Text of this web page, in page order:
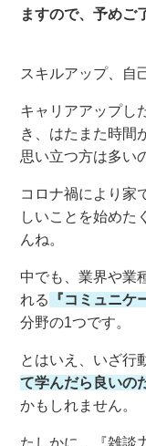
ますので、予めご
スキルアップ、自
キャリアアップし
き、はたまた時間
思い立つ方は多い
コロナ禍により家
しいことを始めた
んね。
中でも、業界や業
れる
『コミュニケ
分野の1つです。
とはいえ、いざ行
て学んだら良いの
かもしれません。
たしかに、『雑談